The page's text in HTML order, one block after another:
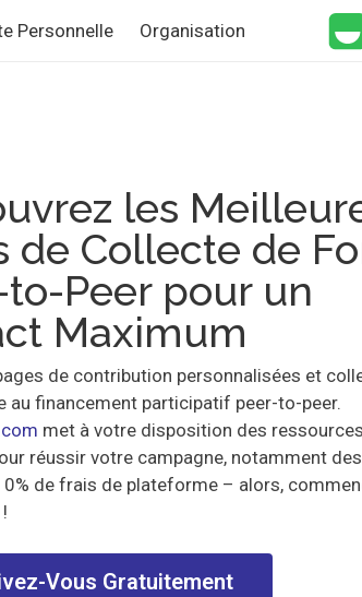
Personnelle Organisation
les
de Collecte de
to-Peer pour un
Maximum
de contribution personnalisées et
au financement participatif peer-to-peer.
met à votre disposition des ressources
réussir votre campagne, notamment
0% de frais de plateforme – alors,
Vous Gratuitement